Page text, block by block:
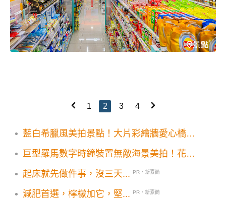
1 2 3 4
藍白希臘風美拍景點！大片彩繪牆愛心橋秒
巨型羅馬數字時鐘裝置無敵海景美拍！花蓮
起床就先做件事，沒三天...
PR・新素簡
減肥首選，檸檬加它，堅... PR・新素簡